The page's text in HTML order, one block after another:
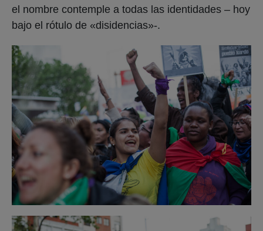
el nombre contemple a todas las identidades – hoy
bajo el rótulo de «disidencias»-.